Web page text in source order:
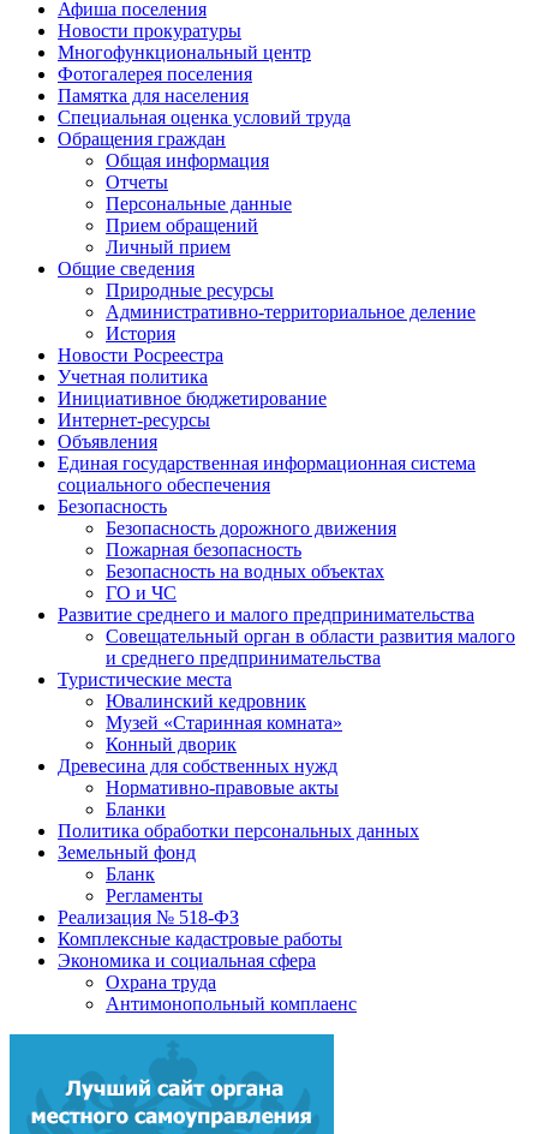
Афиша поселения
Новости прокуратуры
Многофункциональный центр
Фотогалерея поселения
Памятка для населения
Специальная оценка условий труда
Обращения граждан
Общая информация
Отчеты
Персональные данные
Прием обращений
Личный прием
Общие сведения
Природные ресурсы
Административно-территориальное деление
История
Новости Росреестра
Учетная политика
Инициативное бюджетирование
Интернет-ресурсы
Объявления
Единая государственная информационная система
социального обеспечения
Безопасность
Безопасность дорожного движения
Пожарная безопасность
Безопасность на водных объектах
ГО и ЧС
Развитие среднего и малого предпринимательства
Совещательный орган в области развития малого
и среднего предпринимательства
Туристические места
Ювалинский кедровник
Музей «Старинная комната»
Конный дворик
Древесина для собственных нужд
Нормативно-правовые акты
Бланки
Политика обработки персональных данных
Земельный фонд
Бланк
Регламенты
Реализация № 518-ФЗ
Комплексные кадастровые работы
Экономика и социальная сфера
Охрана труда
Антимонопольный комплаенс